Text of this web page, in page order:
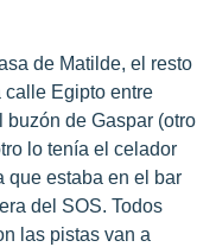
de Matilde, el resto
calle Egipto entre
buzón de Gaspar (otro
lo tenía el celador
que estaba en el bar
del SOS. Todos
las pistas van a